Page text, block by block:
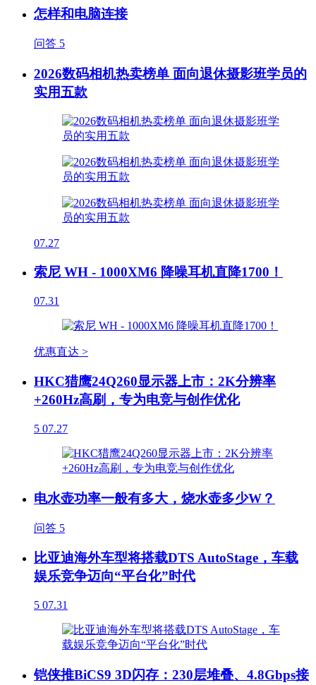
怎样和电脑连接
问答 5
2026数码相机热卖榜单 面向退休摄影班学员的
实用五款
07.27
索尼 WH - 1000XM6 降噪耳机直降1700！
07.31
优惠直达 >
HKC猎鹰24Q260显示器上市：2K分辨率
+260Hz高刷，专为电竞与创作优化
5 07.27
电水壶功率一般有多大，烧水壶多少W？
问答 5
比亚迪海外车型将搭载DTS AutoStage，车载
娱乐竞争迈向“平台化”时代
5 07.31
铠侠推BiCS9 3D闪存：230层堆叠、4.8Gbps接